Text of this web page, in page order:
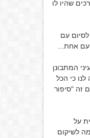
שהיו לו
לסיום עם
אחת...
המתבונן
כי הכל
זה "סיפור
על
לשיקום